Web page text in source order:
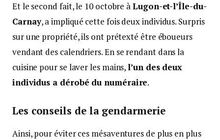
Et le second fait, le 10 octobre àLugon-et-l’Île-du-
Carnay, a impliqué cette fois deux individus. Surpris
sur une propriété, ils ont prétexté être éboueurs
vendant des calendriers. En se rendant dans la
cuisine pour se laver les mains,l’un des deux
individus a dérobé du numéraire.
Les conseils de la gendarmerie
Ainsi, pour éviter ces mésaventures de plus en plus